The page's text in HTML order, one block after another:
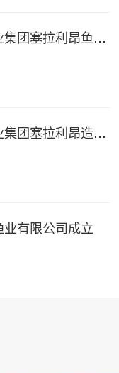
天津红洋渔业集团塞拉利昂鱼粉项目
天津红洋渔业集团塞拉利昂造船项目
业有限公司成立